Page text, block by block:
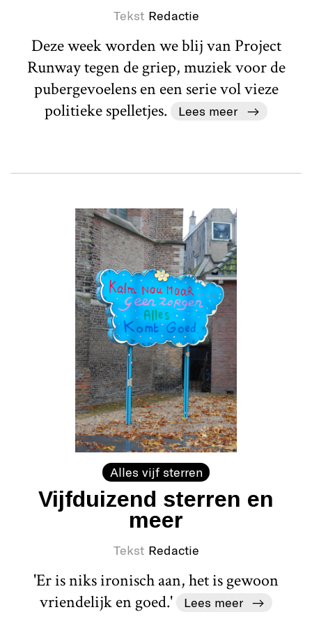
Tekst Redactie
Deze week worden we blij van Project
Runway tegen de griep, muziek voor de
pubergevoelens en een serie vol vieze
politieke spelletjes.
Lees meer
Alles vijf sterren
Vijfduizend sterren en
meer
Tekst Redactie
'Er is niks ironisch aan, het is gewoon
vriendelijk en goed.'
Lees meer